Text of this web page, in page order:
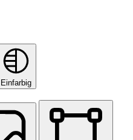
Einfarbig